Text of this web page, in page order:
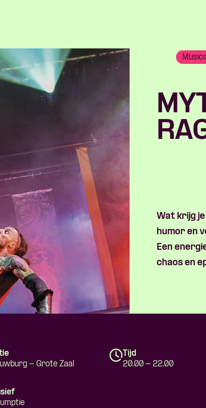
Skip navigatie
Wat krijg
humor en
Een
chaos en
- Grote Zaal
Tijd
20.00 - 22.00